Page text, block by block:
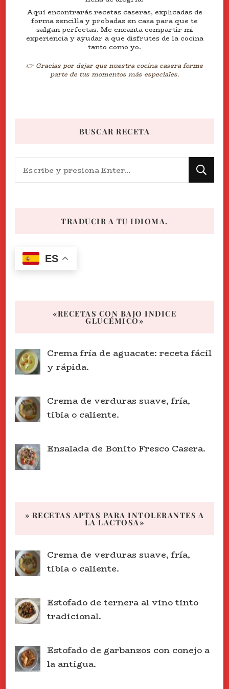
Aquí encontrarás recetas caseras, explicadas de
forma sencilla y probadas en casa para que te
salgan perfectas. Me encanta compartir mi
experiencia y ayudar a que disfrutes de la cocina
tanto como yo.
👉 Gracias por dejar que nuestra cocina casera forme
parte de tus momentos más especiales.
BUSCAR RECETA
¿Buscas
algo?
TRADUCIR A TU IDIOMA.
ES
«RECETAS CON BAJO INDICE
GLUCÉMICO»
Crema fría de aguacate: receta fácil
y rápida.
Crema de verduras suave, fría,
tibia o caliente.
Ensalada de Bonito Fresco Casera.
» RECETAS APTAS PARA INTOLERANTES A
LA LACTOSA»
Crema de verduras suave, fría,
tibia o caliente.
Estofado de ternera al vino tinto
tradicional.
Estofado de garbanzos con conejo a
la antigua.